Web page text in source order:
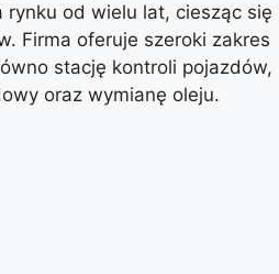
rynku od wielu lat, ciesząc się
Firma oferuje szeroki zakres
stację kontroli pojazdów,
oraz wymianę oleju.